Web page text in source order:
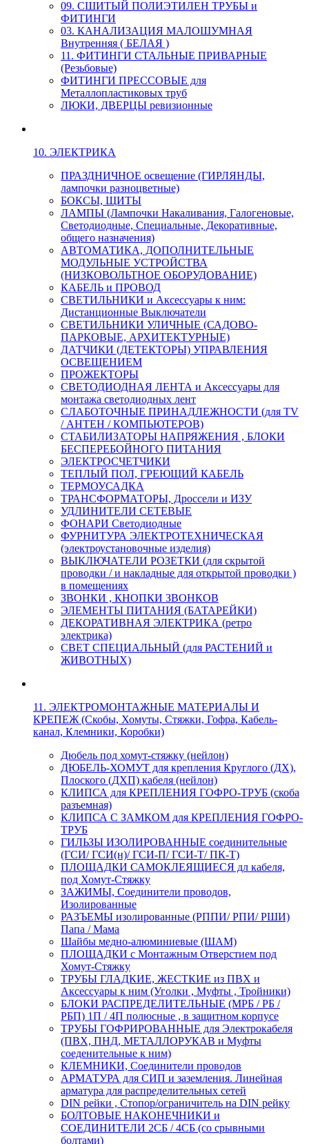
09. СШИТЫЙ ПОЛИЭТИЛЕН ТРУБЫ и
ФИТИНГИ
03. КАНАЛИЗАЦИЯ МАЛОШУМНАЯ
Внутренняя ( БЕЛАЯ )
11. ФИТИНГИ СТАЛЬНЫЕ ПРИВАРНЫЕ
(Резьбовые)
ФИТИНГИ ПРЕССОВЫЕ для
Металлопластиковых труб
ЛЮКИ, ДВЕРЦЫ ревизионные
10. ЭЛЕКТРИКА
ПРАЗДНИЧНОЕ освещение (ГИРЛЯНДЫ,
лампочки разноцветные)
БОКСЫ, ЩИТЫ
ЛАМПЫ (Лампочки Накаливания, Галогеновые,
Светодиодные, Специальные, Декоративные,
общего назначения)
АВТОМАТИКА, ДОПОЛНИТЕЛЬНЫЕ
МОДУЛЬНЫЕ УСТРОЙСТВА
(НИЗКОВОЛЬТНОЕ ОБОРУДОВАНИЕ)
КАБЕЛЬ и ПРОВОД
СВЕТИЛЬНИКИ и Аксессуары к ним:
Дистанционные Выключатели
СВЕТИЛЬНИКИ УЛИЧНЫЕ (САДОВО-
ПАРКОВЫЕ, АРХИТЕКТУРНЫЕ)
ДАТЧИКИ (ДЕТЕКТОРЫ) УПРАВЛЕНИЯ
ОСВЕЩЕНИЕМ
ПРОЖЕКТОРЫ
СВЕТОДИОДНАЯ ЛЕНТА и Аксессуары для
монтажа светодиодных лент
СЛАБОТОЧНЫЕ ПРИНАДЛЕЖНОСТИ (для TV
/ АНТЕН / КОМПЬЮТЕРОВ)
СТАБИЛИЗАТОРЫ НАПРЯЖЕНИЯ , БЛОКИ
БЕСПЕРЕБОЙНОГО ПИТАНИЯ
ЭЛЕКТРОСЧЕТЧИКИ
ТЕПЛЫЙ ПОЛ, ГРЕЮЩИЙ КАБЕЛЬ
ТЕРМОУСАДКА
ТРАНСФОРМАТОРЫ, Дроссели и ИЗУ
УДЛИНИТЕЛИ СЕТЕВЫЕ
ФОНАРИ Светодиодные
ФУРНИТУРА ЭЛЕКТРОТЕХНИЧЕСКАЯ
(электроустановочные изделия)
ВЫКЛЮЧАТЕЛИ РОЗЕТКИ (для скрытой
проводки / и накладные для открытой проводки )
в помещениях
ЗВОНКИ , КНОПКИ ЗВОНКОВ
ЭЛЕМЕНТЫ ПИТАНИЯ (БАТАРЕЙКИ)
ДЕКОРАТИВНАЯ ЭЛЕКТРИКА (ретро
электрика)
СВЕТ СПЕЦИАЛЬНЫЙ (для РАСТЕНИЙ и
ЖИВОТНЫХ)
11. ЭЛЕКТРОМОНТАЖНЫЕ МАТЕРИАЛЫ И
КРЕПЕЖ (Скобы, Хомуты, Стяжки, Гофра, Кабель-
канал, Клемники, Коробки)
Дюбель под хомут-стяжку (нейлон)
ДЮБЕЛЬ-ХОМУТ для крепления Круглого (ДХ),
Плоского (ДХП) кабеля (нейлон)
КЛИПСА для КРЕПЛЕНИЯ ГОФРО-ТРУБ (скоба
разъемная)
КЛИПСА С ЗАМКОМ для КРЕПЛЕНИЯ ГОФРО-
ТРУБ
ГИЛЬЗЫ ИЗОЛИРОВАННЫЕ соединительные
(ГСИ/ ГСИ(н)/ ГСИ-П/ ГСИ-Т/ ПК-Т)
ПЛОЩАДКИ САМОКЛЕЯЩИЕСЯ дл кабеля,
под Хомут-Стяжку
ЗАЖИМЫ, Соединители проводов,
Изолированные
РАЗЪЕМЫ изолированные (РППИ/ РПИ/ РШИ)
Папа / Мама
Шайбы медно-алюминиевые (ШАМ)
ПЛОЩАДКИ с Монтажным Отверстием под
Хомут-Стяжку
ТРУБЫ ГЛАДКИЕ, ЖЕСТКИЕ из ПВХ и
Аксессуары к ним (Уголки , Муфты , Тройники)
БЛОКИ РАСПРЕДЕЛИТЕЛЬНЫЕ (МРБ / РБ /
РБП) 1П / 4П полюсные , в защитном корпусе
ТРУБЫ ГОФРИРОВАННЫЕ для Электрокабеля
(ПВХ, ПНД, МЕТАЛЛОРУКАВ и Муфты
соеденительные к ним)
КЛЕМНИКИ, Соединители проводов
АРМАТУРА для СИП и заземления. Линейная
арматура для распределительных сетей
DIN рейки , Стопор/ограничитель на DIN рейку
БОЛТОВЫЕ НАКОНЕЧНИКИ и
СОЕДИНИТЕЛИ 2СБ / 4СБ (со срывными
болтами)